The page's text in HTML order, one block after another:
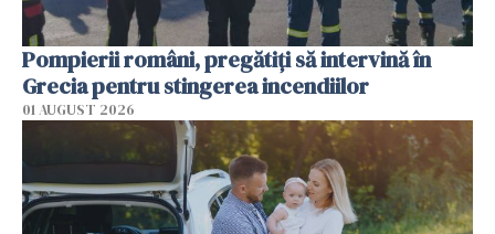
Pompierii români, pregătiţi să intervină în
Grecia pentru stingerea incendiilor
01 AUGUST 2026